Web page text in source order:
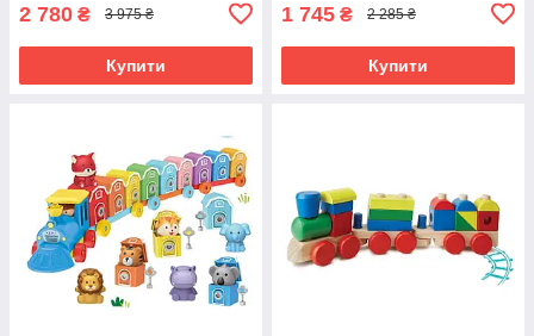
2 780 ₴ 3 975 ₴
Купити
1 745 ₴ 2 285 ₴
Купити